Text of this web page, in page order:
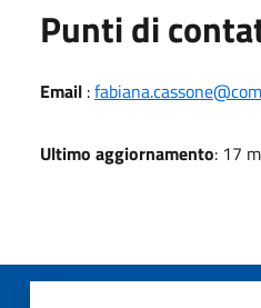
Punti di
Email :
Ultimo aggiornamento: 17